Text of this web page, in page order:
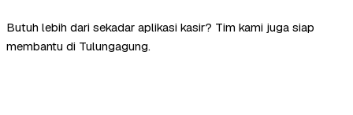
Butuh lebih dari sekadar aplikasi kasir? Tim kami juga siap
membantu di Tulungagung.